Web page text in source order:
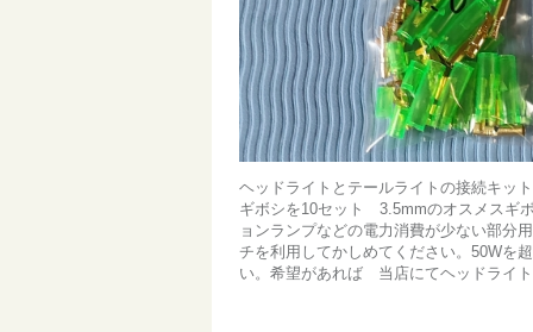
ヘッドライトとテールライトの接続キ
ギボシを10セット 3.5mmのオスメスギ
ョンランプなどの電力消費が少ない部分
チを利用してかしめてください。50Wを
い。希望があれば 当店にてヘッドライ